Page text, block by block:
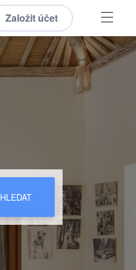
Založit účet
HLEDAT